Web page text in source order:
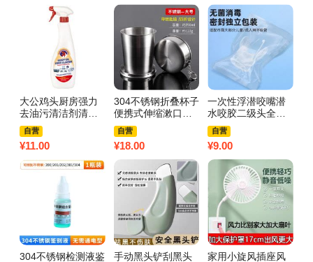
大公鸡头厨房强力
去油污清洁剂清洗
神器官方旗舰店重
油污净油烟机3759
A 大公鸡油污净625
ml【1瓶】
自营
¥11.00
304不锈钢折叠杯子
便携式伸缩漱口杯
小水杯户外旅行露
营压缩杯3759Z 30
4不锈钢折叠水杯
【250ml】
自营
¥18.00
一次性浮潜咬嘴潜
水咬胶二级头全干
式深潜呼吸管配件
成人通用3759Z 成
人透明色*2【深潜
浮潜通用型】
自营
¥9.00
304不锈钢检测液鉴 手动黑头铲刮黑头 家用小旋风插座风